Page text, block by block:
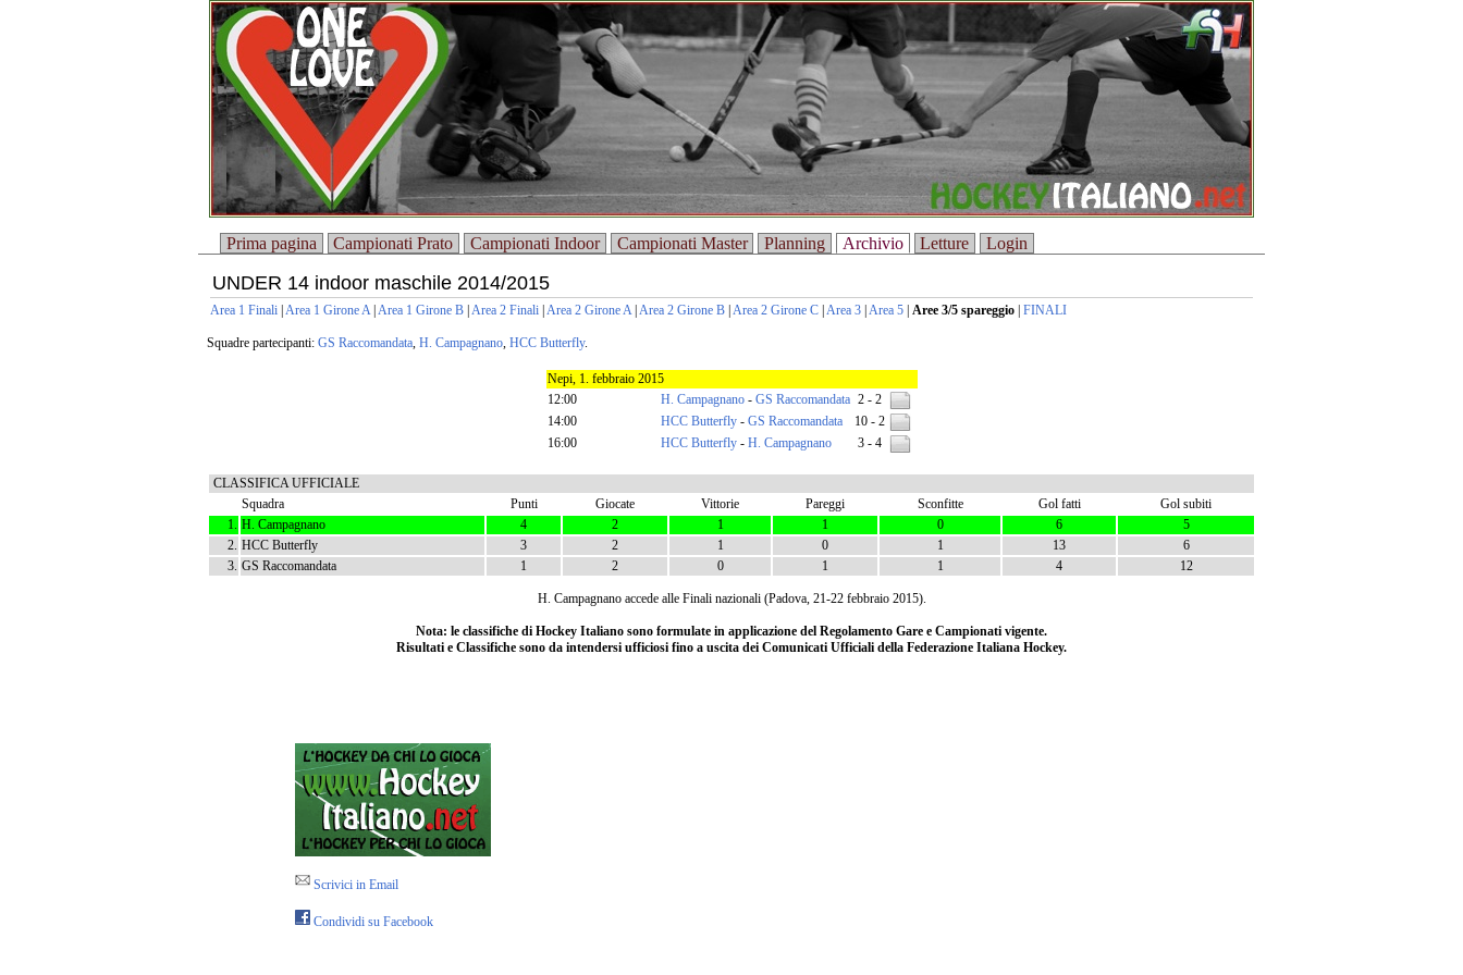
Prima pagina Campionati Prato Campionati Indoor Campionati Master Planning Archivio Letture Login
UNDER 14 indoor maschile 2014/2015
Area 1 Finali Area 1 Girone A| Area 1 Girone B Area 2 Finali Area 2 Girone A| Area 2 Girone B Area 2 Girone C Area 3 Area 5 Aree 3/5 spareggio FINALI
Squadre partecipanti: GS Raccomandata, H. Campagnano, HCC Butterfly.
Nepi, 1. febbraio 2015
12:00
H. Campagnano- GS Raccomandata 2 - 2
14:00
HCC Butterfly- GS Raccomandata
10 - 2
16:00
HCC Butterfly- H. Campagnano 3 - 4
CLASSIFICA UFFICIALE
Squadra
Punti Giocate Vittorie Pareggi Sconfitte Gol fatti
Gol subiti
1. H. Campagnano 4 2 1 1 0 6
5
2. HCC Butterfly 3 2 1 0 1 13
6
3. GS Raccomandata 1 2 0 1 1 4 12
H. Campagnano accede alle Finali nazionali (Padova, 21-22 febbraio 2015).
Nota: le classifiche di Hockey Italiano sono formulate in applicazione del Regolamento Gare e Campionati vigente.
Risultati e Classifiche sono da intendersi ufficiosi fino a uscita dei Comunicati Ufficiali della Federazione Italiana Hockey.
Scrivici in Email
Condividi su Facebook